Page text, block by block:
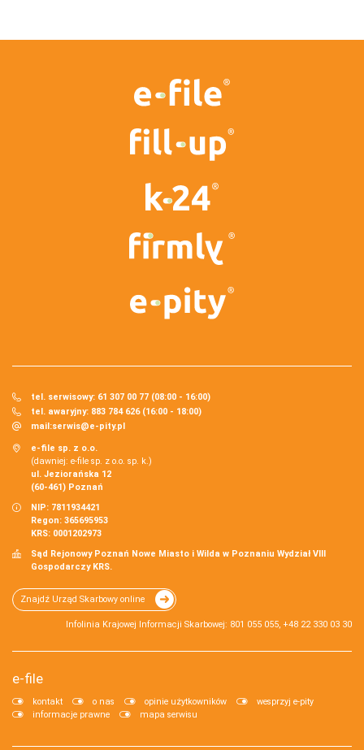
tel. serwisowy: 61 307 00 77 (08:00 - 16:00)
tel. awaryjny: 883 784 626 (16:00 - 18:00)
mail:serwis@e-pity.pl
e-file sp. z o.o.
(dawniej: e-file sp. z o.o. sp. k.)
ul. Jeziorańska 12
(60-461) Poznań
NIP: 7811934421
Regon: 365695953
KRS: 0001202973
Sąd Rejonowy Poznań Nowe Miasto i Wilda w Poznaniu Wydział VIII
Gospodarczy KRS.
Znajdź Urząd Skarbowy online
Infolinia Krajowej Informacji Skarbowej: 801 055 055, +48 22 330 03 30
e-file
kontakt o nas opinie użytkowników
wesprzyj e-pity
informacje prawne
mapa serwisu